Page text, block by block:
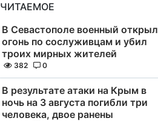
ЧИТАЕМОЕ
В Севастополе военный открыл
огонь по сослуживцам и убил
троих мирных жителей
382 0
В результате атаки на Крым в
ночь на 3 августа погибли три
человека, двое ранены